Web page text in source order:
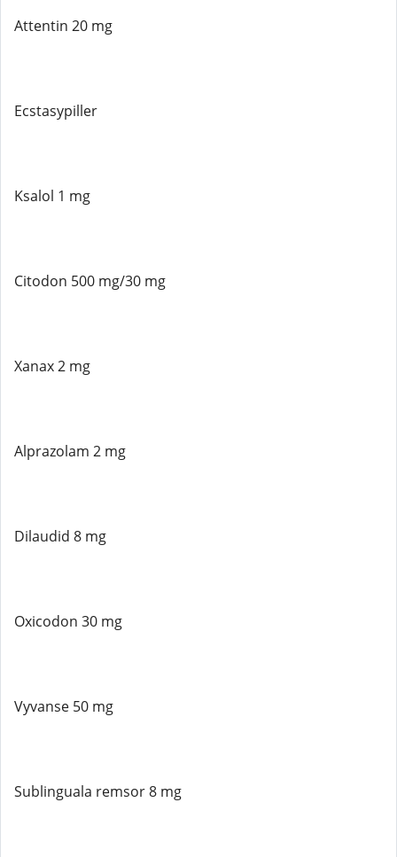
Attentin 20 mg
Ecstasypiller
Ksalol 1 mg
Citodon 500 mg/30 mg
Xanax 2 mg
Alprazolam 2 mg
Dilaudid 8 mg
Oxicodon 30 mg
Vyvanse 50 mg
Sublinguala remsor 8 mg